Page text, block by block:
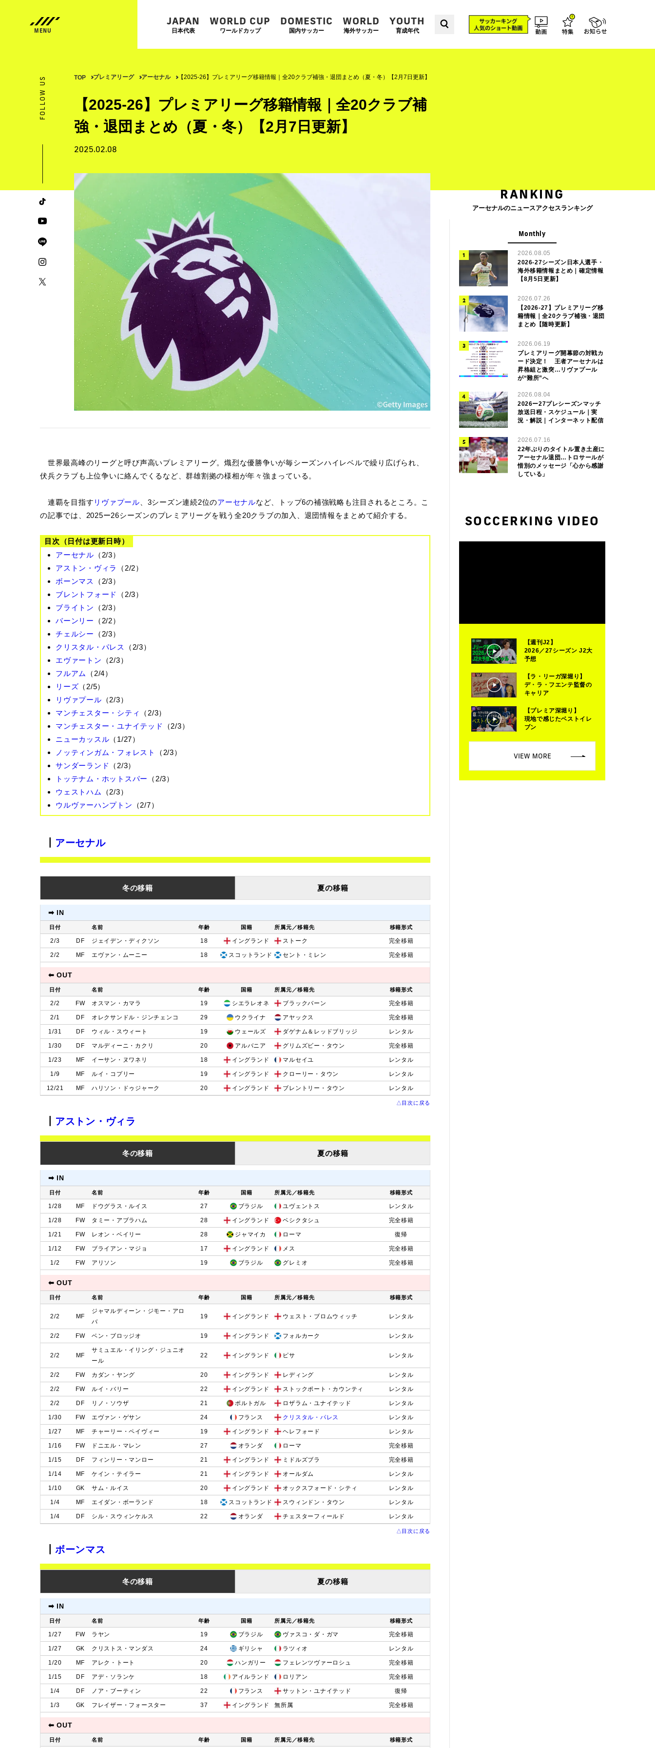
JAPAN
日本代表
WORLD CUP
ワールドカップ
DOMESTIC
国内サッカー
WORLD
海外サッカー
YOUTH
育成年代
FOLLOW US TOP プレミアリーグ アーセナル 【2025-26】プレミアリーグ移籍情報｜全20クラブ補強・退団まとめ（夏・冬）【2月7日更新】
【2025-26】プレミアリーグ移籍情報｜全20クラブ補
強・退団まとめ（夏・冬）【2月7日更新】
2025.02.08
世界最高峰のリーグと呼び声高いプレミアリーグ。熾烈な優勝争いが毎シーズンハイレベルで繰り広げられ、
伏兵クラブも上位争いに絡んでくるなど、群雄割拠の様相が年々強まっている。
連覇を目指す リヴァプール 、3シーズン連続2位のアーセナルなど、トップ6の補強戦略も注目されるところ。こ
の記事では、2025ー26シーズンのプレミアリーグを戦う全20クラブの加入、退団情報をまとめて紹介する。
目次（日付は更新日時）
アーセナル （2/3）
アストン・ヴィラ
（2/2）
ボーンマス
（2/3）
ブレントフォード
（2/3）
ブライトン
（2/3）
バーンリー
（2/2）
チェルシー
（2/3）
クリスタル・パレス
（2/3）
エヴァートン （2/3）
フルアム
（2/4）
リーズ （2/5）
リヴァプール （2/3）
マンチェスター・シティ
（2/3）
マンチェスター・ユナイテッド
（2/3）
ニューカッスル （1/27）
ノッティンガム・フォレスト
（2/3）
サンダーランド
（2/3）
トッテナム・ホットスパー
（2/3）
ウェストハム
（2/3）
ウルヴァーハンプトン （2/7）
アーセナル
冬の移籍 夏の移籍
➡︎ IN
日付 名前 年齢 国籍 所属元／移籍先 移籍形式
2/3 DF ジェイデン・ディクソン 18 イングランド ストーク 完全移籍
2/2 MF エヴァン・ムーニー 18 スコットランド セント・ミレン 完全移籍
⬅︎ OUT
日付 名前 年齢 国籍 所属元／移籍先 移籍形式
2/2 FW オスマン・カマラ 19 シエラレオネ ブラックバーン 完全移籍
2/1 DF オレクサンドル・ジンチェンコ 29 ウクライナ アヤックス 完全移籍
1/31 DF ウィル・スウィート 19 ウェールズ ダゲナム＆レッドブリッジ レンタル
1/30 DF マルディーニ・カクリ 20 アルバニア グリムズビー・タウン 完全移籍
1/23 MF イーサン・ヌワネリ 18 イングランド マルセイユ レンタル
1/9 MF ルイ・コプリー 19 イングランド クローリー・タウン レンタル
12/21 MF ハリソン・ドゥジャーク 20 イングランド ブレントリー・タウン レンタル
△目次に戻る
アストン・ヴィラ
冬の移籍 夏の移籍
➡︎ IN
日付 名前 年齢 国籍 所属元／移籍先 移籍形式
1/28 MF ドウグラス・ルイス 27 ブラジル ユヴェントス レンタル
1/28 FW タミー・アブラハム 28 イングランド ベシクタシュ 完全移籍
1/21 FW レオン・ベイリー 28 ジャマイカ ローマ 復帰
1/12 FW ブライアン・マジョ 17 イングランド メス 完全移籍
1/2 FW アリソン 19 ブラジル グレミオ 完全移籍
⬅︎ OUT
日付 名前 年齢 国籍 所属元／移籍先 移籍形式
2/2 MF
ジャマルディーン・ジモー・アロ
バ
19 イングランド ウェスト・ブロムウィッチ レンタル
2/2 FW ベン・ブロッジオ 19 イングランド フォルカーク レンタル
2/2 MF
サミュエル・イリング・ジュニオ
ール
22 イングランド ピサ レンタル
2/2 FW カダン・ヤング 20 イングランド レディング レンタル
2/2 FW ルイ・バリー 22 イングランド ストックポート・カウンティ レンタル
2/2 DF リノ・ソウザ 21 ポルトガル ロザラム・ユナイテッド レンタル
1/30 FW エヴァン・ゲサン 24 フランス クリスタル・パレス レンタル
1/27 MF チャーリー・ペイヴィー 19 イングランド ヘレフォード レンタル
1/16 FW ドニエル・マレン 27 オランダ ローマ 完全移籍
1/15 DF フィンリー・マンロー 21 イングランド ミドルズブラ 完全移籍
1/14 MF ケイン・テイラー 21 イングランド オールダム レンタル
1/10 GK サム・ルイス 20 イングランド オックスフォード・シティ レンタル
1/4 MF エイダン・ボーランド 18 スコットランド スウィンドン・タウン レンタル
1/4 DF シル・スウィンケルス 22 オランダ チェスターフィールド レンタル
△目次に戻る
ボーンマス
冬の移籍 夏の移籍
➡︎ IN
日付 名前 年齢 国籍 所属元／移籍先 移籍形式
1/27 FW ラヤン 19 ブラジル ヴァスコ・ダ・ガマ 完全移籍
1/27 GK クリストス・マンダス 24 ギリシャ ラツィオ レンタル
1/20 MF アレク・トート 20 ハンガリー フェレンツヴァーロシュ 完全移籍
1/15 DF アデ・ソランケ 18 アイルランド ロリアン 完全移籍
1/4 DF ノア・ブーティン 22 フランス サットン・ユナイテッド 復帰
1/3 GK フレイザー・フォースター 37 イングランド 無所属 完全移籍
⬅︎ OUT
日付 名前 年齢 国籍 所属元／移籍先 移籍形式
RANKING
アーセナルのニュースアクセスランキング
Monthly
2026.08.05
2026-27シーズン日本人選手・
海外移籍情報まとめ｜確定情報
【8月5日更新】
2026.07.26
【2026-27】プレミアリーグ移
籍情報｜全20クラブ補強・退団
まとめ【随時更新】
2026.06.19
プレミアリーグ開幕節の対戦カ
ード決定！ 王者アーセナルは
昇格組と激突…リヴァプール
が“難所”へ
2026.08.04
2026ー27プレシーズンマッチ
放送日程・スケジュール｜実
況・解説｜インターネット配信
2026.07.16
22年ぶりのタイトル置き土産に
アーセナル退団…トロサールが
惜別のメッセージ「心から感謝
している」
SOCCERKING VIDEO
【週刊J2】
2026／27シーズン J2大
予想
【ラ・リーガ深堀り】
デ・ラ・フエンテ監督の
キャリア
【プレミア深堀り】
現地で感じたベストイレ
ブン
VIEW MORE